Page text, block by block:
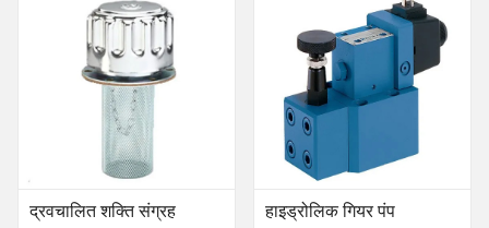
द्रवचालित शक्ति संग्रह हाइड्रोलिक गियर पंप